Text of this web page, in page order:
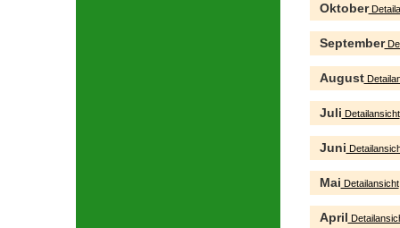
Oktober
September
August
Juli Detailansicht
Juni
Mai Detailansicht
April